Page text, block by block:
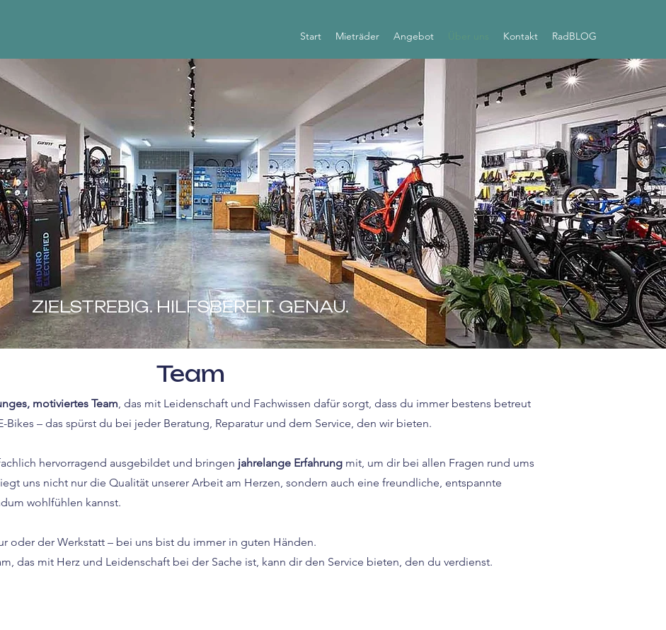
Start Mieträder Angebot Kontakt RadBLOG
ZIELSTREBIG. HILFSBEREIT. GENAU.
Team
motiviertes Team, das mit Leidenschaft und Fachwissen dafür sorgt, dass du immer bestens betreut
Bikes – das spürst du bei jeder Beratung, Reparatur und dem Service, den wir bieten.
hervorragend ausgebildet und bringen jahrelange Erfahrung mit, um dir bei allen Fragen rund ums
uns nicht nur die Qualität unserer Arbeit am Herzen, sondern auch eine freundliche, entspannte
wohlfühlen kannst.
oder der Werkstatt – bei uns bist du immer in guten Händen.
das mit Herz und Leidenschaft bei der Sache ist, kann dir den Service bieten, den du verdienst.